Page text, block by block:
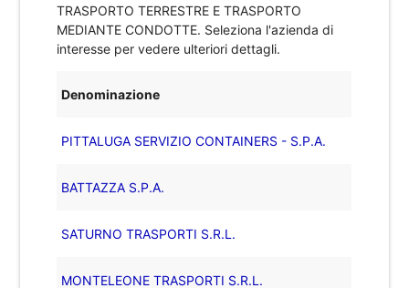
TRASPORTO TERRESTRE E TRASPORTO
MEDIANTE CONDOTTE. Seleziona l'azienda di
interesse per vedere ulteriori dettagli.
Denominazione
PITTALUGA SERVIZIO CONTAINERS - S.P.A.
BATTAZZA S.P.A.
SATURNO TRASPORTI S.R.L.
MONTELEONE TRASPORTI S.R.L.